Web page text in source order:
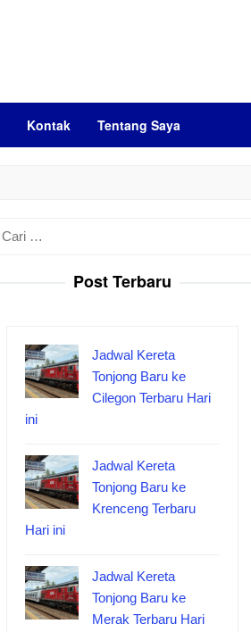
Kontak Tentang Saya
Post Terbaru
Jadwal Kereta
Tonjong Baru ke
Cilegon Terbaru Hari
ini
Jadwal Kereta
Tonjong Baru ke
Krenceng Terbaru
Hari ini
Jadwal Kereta
Tonjong Baru ke
Merak Terbaru Hari